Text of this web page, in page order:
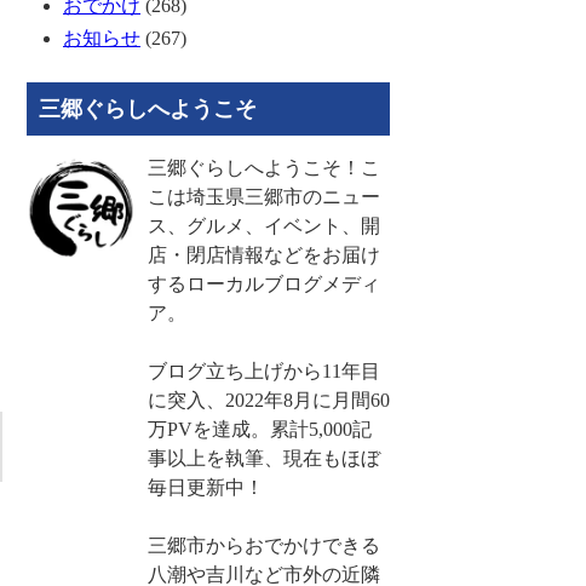
おでかけ (268)
お知らせ (267)
三郷ぐらしへようこそ
三郷ぐらしへようこそ！こ
こは埼玉県三郷市のニュー
ス、グルメ、イベント、開
店・閉店情報などをお届け
するローカルブログメディ
ア。
ブログ立ち上げから11年目
に突入、2022年8月に月間60
万PVを達成。累計5,000記
事以上を執筆、現在もほぼ
毎日更新中！
三郷市からおでかけできる
八潮や吉川など市外の近隣